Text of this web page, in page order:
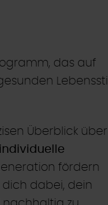
das auf
Lebensstil
Überblick über
individuelle
fördern
dabei, dein